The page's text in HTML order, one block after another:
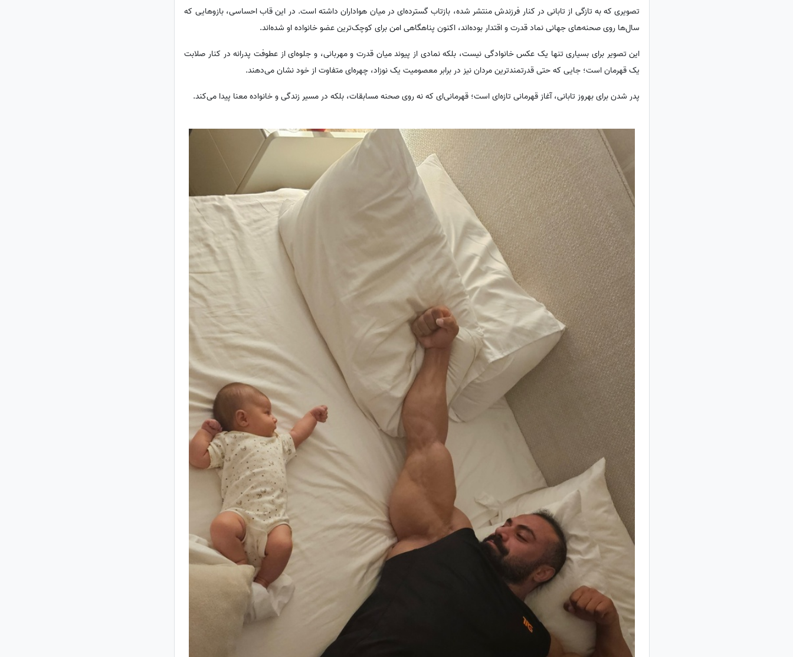
تصویری که به تازگی از تابانی در کنار فرزندش منتشر شده، بازتاب گسترده‌ای در میان هواداران داشته است. در این قاب احساسی، بازوهایی که
سال‌ها روی صحنه‌های جهانی نماد قدرت و اقتدار بوده‌اند، اکنون پناهگاهی امن برای کوچک‌ترین عضو خانواده او شده‌اند.
این تصویر برای بسیاری تنها یک عکس خانوادگی نیست، بلکه نمادی از پیوند میان قدرت و مهربانی، و جلوه‌ای از عطوفت پدرانه در کنار صلابت
یک قهرمان است؛ جایی که حتی قدرتمندترین مردان نیز در برابر معصومیت یک نوزاد، چهره‌ای متفاوت از خود نشان می‌دهند.
پدر شدن برای بهروز تابانی، آغاز قهرمانی تازه‌ای است؛ قهرمانی‌ای که نه روی صحنه مسابقات، بلکه در مسیر زندگی و خانواده معنا پیدا می‌کند.